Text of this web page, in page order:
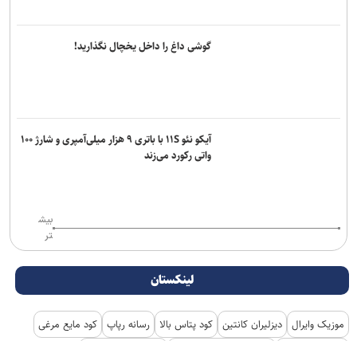
گوشی داغ را داخل یخچال نگذارید!
آیکو نئو ۱۱S با باتری ۹ هزار میلی‌آمپری و شارژ ۱۰۰
واتی رکورد می‌زند
بیش
تر
لینکستان
موزیک وایرال دیزلیران کانتین کود پتاس بالا رسانه رپاپ کود مایع مرغی